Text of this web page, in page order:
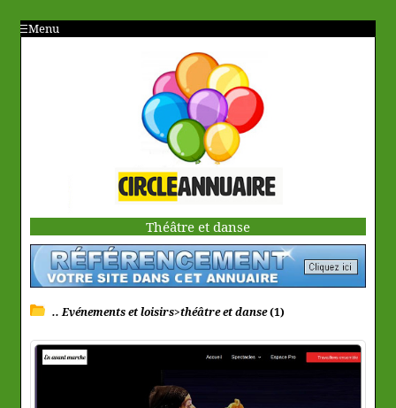
Menu
Théâtre et danse
.. Evénements et loisirs>théâtre et danse(1)